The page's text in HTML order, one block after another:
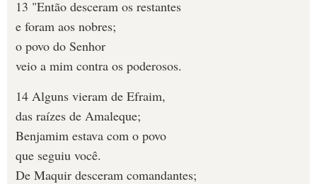
13 "Então desceram os restantes
e foram aos nobres;
o povo do Senhor
veio a mim contra os poderosos.
14 Alguns vieram de Efraim,
das raízes de Amaleque;
Benjamim estava com o povo
que seguiu você.
De Maquir desceram comandantes;